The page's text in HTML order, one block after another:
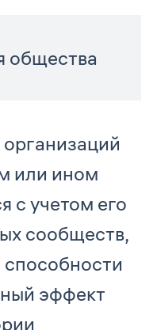
общества
или ином
с учетом его
сообществ,
эффект